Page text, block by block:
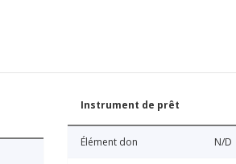
Instrument de prêt
Élément don N/D